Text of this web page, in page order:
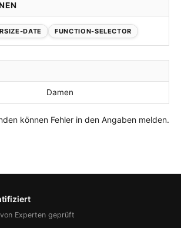
DATE FUNCTION-SELECTOR
Damen
können Fehler in den Angaben melden.
Experten geprüft